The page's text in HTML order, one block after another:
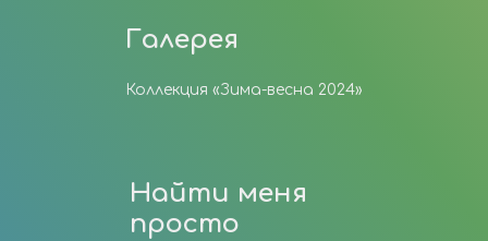
Галерея
Коллекция «Зима-весна 2024»
Найти меня
просто